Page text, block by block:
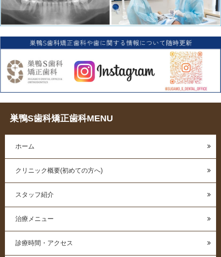
巣鴨S歯科矯正歯科MENU
ホーム
クリニック概要(初めての方へ)
スタッフ紹介
治療メニュー
診療時間・アクセス